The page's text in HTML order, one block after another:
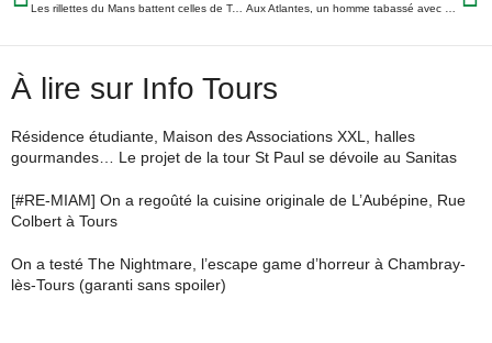
Les rillettes du Mans battent celles de Tours…
À lire sur Info Tours
Résidence étudiante, Maison des Associations XXL, halles
gourmandes… Le projet de la tour St Paul se dévoile au Sanitas
[#RE-MIAM] On a regoûté la cuisine originale de L’Aubépine, Rue
Colbert à Tours
On a testé The Nightmare, l’escape game d’horreur à Chambray-
lès-Tours (garanti sans spoiler)